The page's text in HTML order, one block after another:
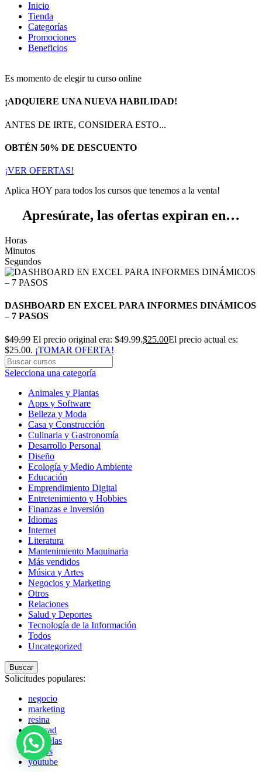
Inicio
Tienda
Categorías
Promociones
Beneficios
Es momento de elegir tu curso online
¡ADQUIERE UNA NUEVA HABILIDAD!
ANTES DE IRTE, CONSIDERA ESTO...
OBTÉN 50% DE DESCUENTO
¡VER OFERTAS!
Aplica HOY para todos los cursos que tenemos a la venta!
Apresúrate, las ofertas expiran en…
Horas
Minutos
Segundos
DASHBOARD EN EXCEL PARA INFORMES DINÁMICOS
– 7 PASOS
$49.99 El precio original era: $49.99.$25.00El precio actual es:
$25.00. ¡TOMAR OFERTA!
Selecciona una categoría
Animales y Plantas
Apps y Software
Belleza y Moda
Casa y Construcción
Culinaria y Gastronomía
Desarrollo Personal
Diseño
Ecología y Medio Ambiente
Educación
Emprendimiento Digital
Entretenimiento y Hobbies
Finanzas e Inversión
Idiomas
Internet
Literatura
Mantenimiento Maquinaria
Más vendidos
Música y Artes
Negocios y Marketing
Otros
Relaciones
Salud y Deportes
Tecnología de la Información
Todos
Uncategorized
Buscar
Solicitudes populares:
negocio
marketing
resina
autocad
acuarelas
globos
youtube